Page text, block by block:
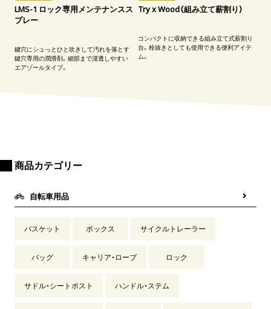
LMS-1 ロック専用メンテナンスス
プレー
鍵穴にシュっとひと吹きして汚れを落とす
鍵穴専用の潤滑剤。細部まで浸透しやすい
エアゾールタイプ。
Try x Wood（組み立て薪割り）
コンパクトに収納できる組み立て式薪割り
台。栓抜きとしても使用できる便利アイテ
ム。
商品カテゴリー
自転車用品
バスケット ボックス サイクルトレーラー
バッグ キャリア・ロープ ロック
サドル・シートポスト ハンドル・ステム